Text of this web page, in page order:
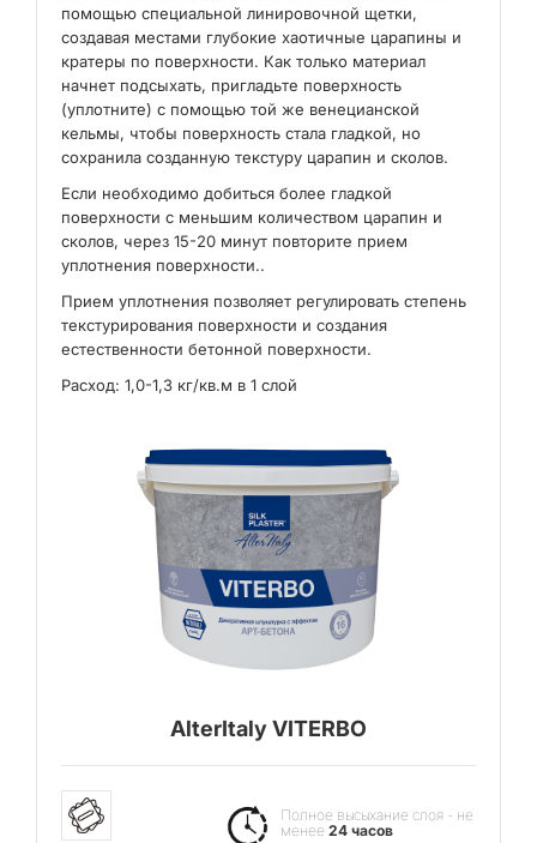
помощью специальной линировочной щетки,
создавая местами глубокие хаотичные царапины и
кратеры по поверхности. Как только материал
начнет подсыхать, пригладьте поверхность
(уплотните) с помощью той же венецианской
кельмы, чтобы поверхность стала гладкой, но
сохранила созданную текстуру царапин и сколов.
Если необходимо добиться более гладкой
поверхности с меньшим количеством царапин и
сколов, через 15-20 минут повторите прием
уплотнения поверхности..
Прием уплотнения позволяет регулировать степень
текстурирования поверхности и создания
естественности бетонной поверхности.
Расход: 1,0-1,3 кг/кв.м в 1 слой
AlterItaly VITERBO
Полное высыхание слоя - не
менее24 часов